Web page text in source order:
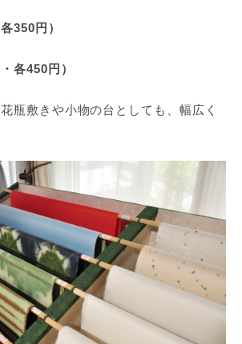
350円）
各450円）
瓶敷きや小物の台としても、幅広く